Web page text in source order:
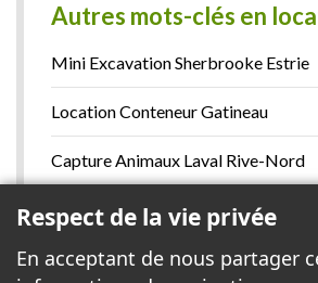
Autres mots-clés en
Mini Excavation Sherbrooke Estrie
Location Conteneur Gatineau
Capture Animaux Laval Rive-Nord
Maison De Luxe A Vendre Ile Des
Magasin Plomberie Robinets Bain
Respect de la vie privée
En acceptant de nous partager